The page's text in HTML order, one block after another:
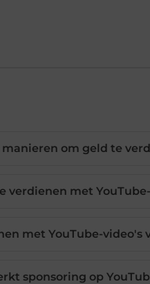
om geld te
verdienen met
met YouTube-video's
sponsoring op